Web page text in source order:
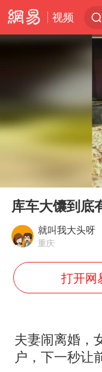
视频
Play
库车大馕到底
就叫我大头呀
重庆
打开网
夫妻闹离婚，
户，下一秒让